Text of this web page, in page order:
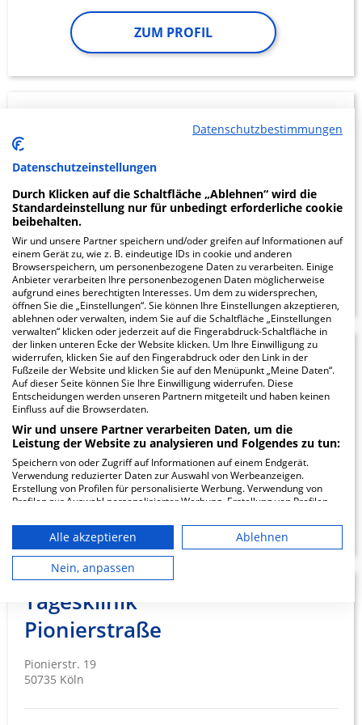
ZUM PROFIL
OsteMed Martin-
27404 Zeven
ZUM PROFIL
Tagesklinik
Bernsteinstraße
Bernsteinstraße 108-112
70619 Stuttgart
Tagesklinik
Pionierstraße
Pionierstr. 19
50735 Köln
Datenschutzbestimmungen
Datenschutzeinstellungen
Durch Klicken auf die Schaltfläche „Ablehnen“ wird die
Standardeinstellung nur für unbedingt erforderliche cookie
beibehalten.
Wir und unsere Partner speichern und/oder greifen auf Informationen auf
einem Gerät zu, wie z. B. eindeutige IDs in cookie und anderen
Browserspeichern, um personenbezogene Daten zu verarbeiten. Einige
Anbieter verarbeiten Ihre personenbezogenen Daten möglicherweise
aufgrund eines berechtigten Interesses. Um dem zu widersprechen,
öffnen Sie die „Einstellungen“. Sie können Ihre Einstellungen akzeptieren,
ablehnen oder verwalten, indem Sie auf die Schaltfläche „Einstellungen
verwalten“ klicken oder jederzeit auf die Fingerabdruck-Schaltfläche in
der linken unteren Ecke der Website klicken. Um Ihre Einwilligung zu
widerrufen, klicken Sie auf den Fingerabdruck oder den Link in der
Fußzeile der Website und klicken Sie auf den Menüpunkt „Meine Daten“.
Auf dieser Seite können Sie Ihre Einwilligung widerrufen. Diese
Entscheidungen werden unseren Partnern mitgeteilt und haben keinen
Einfluss auf die Browserdaten.
Wir und unsere Partner verarbeiten Daten, um die
Leistung der Website zu analysieren und Folgendes zu tun:
Speichern von oder Zugriff auf Informationen auf einem Endgerät.
Verwendung reduzierter Daten zur Auswahl von Werbeanzeigen.
Erstellung von Profilen für personalisierte Werbung. Verwendung von
Profilen zur Auswahl personalisierter Werbung. Erstellung von Profilen
personalisierter Inhalte. Messung der Werbeleistung. Messung der
Performance von Inhalten. Analyse von Zielgruppen durch Statistiken
oder Kombinationen von Daten aus verschiedenen Quellen. Entwicklung
und Verbesserung der Angebote. Verwendung reduzierter Daten zur
Auswahl von Inhalten.
die USA gesendet werden.
Ihre Einwilligung und die cookie Richtlinie gelten ausschließlich für diese
Website/App.
Partnerliste anzeigen (1 IAB-Anbieter)
Wir nutzen Ihre Daten für folgende Zwecke:
Alle akzeptieren
Ablehnen
Nein, anpassen